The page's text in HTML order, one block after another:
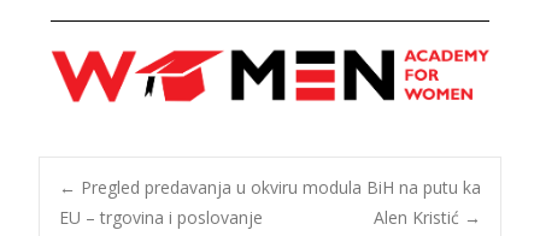
← Pregled predavanja u okviru modula BiH na putu ka
EU – trgovina i poslovanje
Alen Kristić →